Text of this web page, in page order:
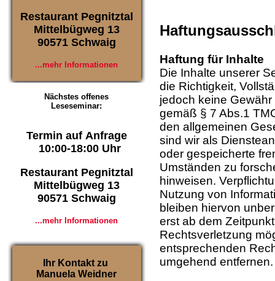
Restaurant Pegnitztal
Mittelbügweg 13
90571 Schwaig
...mehr Informationen
Nächstes offenes
Leseseminar:
Termin auf Anfrage
10:00-18:00 Uhr
Restaurant Pegnitztal
Mittelbügweg 13
90571 Schwaig
...mehr Informationen
Ihr Kontakt zu
Manuela Weidner
Haftung für Inhalte
Die Inhalte unserer
die Richtigkeit,
jedoch keine
gemäß § 7 Abs.1
den allgemeinen
sind wir als
oder gespeicherte
Umständen zu
hinweisen.
Nutzung von
bleiben hiervon
erst ab dem
Rechtsverletzung
entsprechenden
umgehend entfernen.